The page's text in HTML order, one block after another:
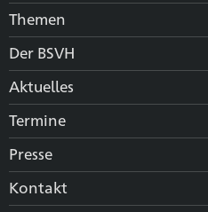
Themen
Der BSVH
Aktuelles
Termine
Presse
Kontakt